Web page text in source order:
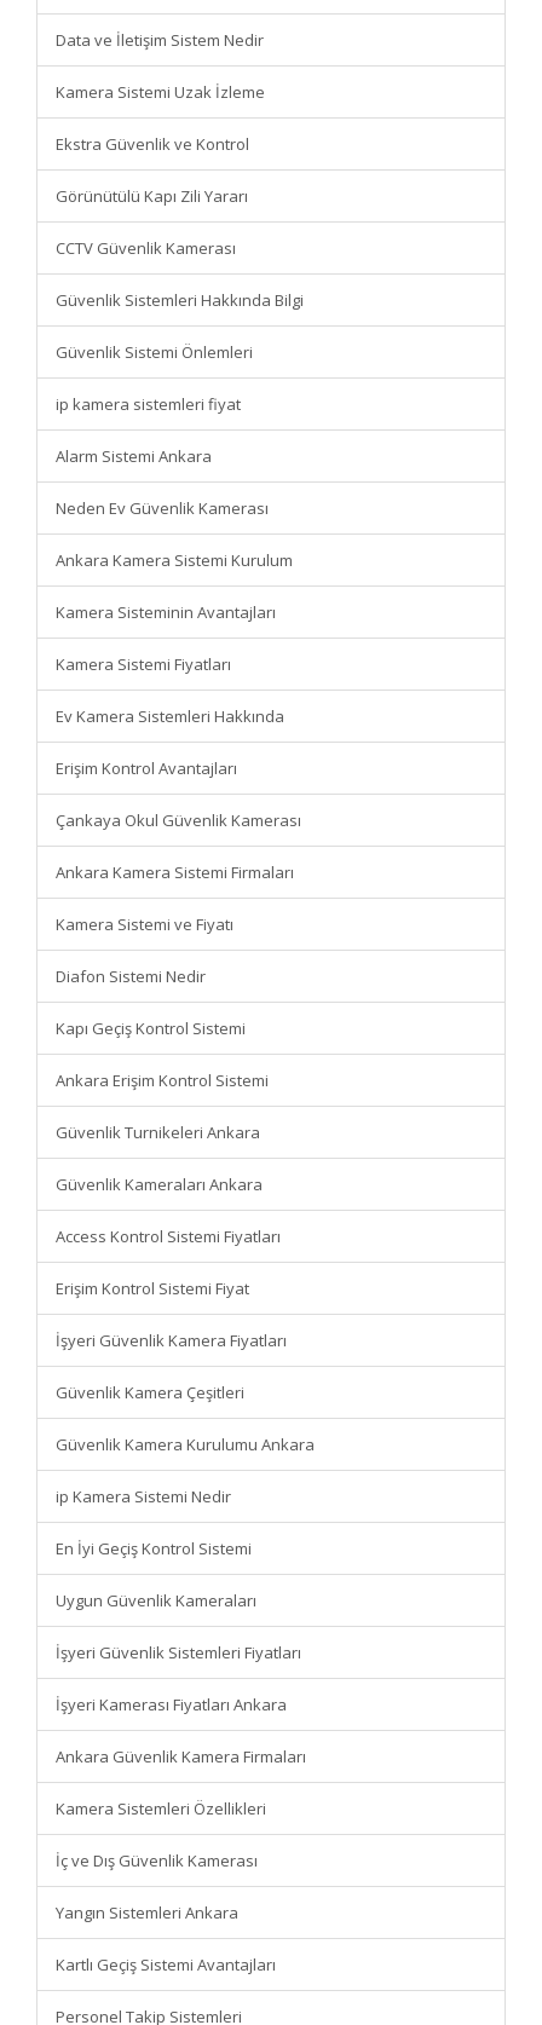
Data ve İletişim Sistem Nedir
Kamera Sistemi Uzak İzleme
Ekstra Güvenlik ve Kontrol
Görünütülü Kapı Zili Yararı
CCTV Güvenlik Kamerası
Güvenlik Sistemleri Hakkında Bilgi
Güvenlik Sistemi Önlemleri
ip kamera sistemleri fiyat
Alarm Sistemi Ankara
Neden Ev Güvenlik Kamerası
Ankara Kamera Sistemi Kurulum
Kamera Sisteminin Avantajları
Kamera Sistemi Fiyatları
Ev Kamera Sistemleri Hakkında
Erişim Kontrol Avantajları
Çankaya Okul Güvenlik Kamerası
Ankara Kamera Sistemi Firmaları
Kamera Sistemi ve Fiyatı
Diafon Sistemi Nedir
Kapı Geçiş Kontrol Sistemi
Ankara Erişim Kontrol Sistemi
Güvenlik Turnikeleri Ankara
Güvenlik Kameraları Ankara
Access Kontrol Sistemi Fiyatları
Erişim Kontrol Sistemi Fiyat
İşyeri Güvenlik Kamera Fiyatları
Güvenlik Kamera Çeşitleri
Güvenlik Kamera Kurulumu Ankara
ip Kamera Sistemi Nedir
En İyi Geçiş Kontrol Sistemi
Uygun Güvenlik Kameraları
İşyeri Güvenlik Sistemleri Fiyatları
İşyeri Kamerası Fiyatları Ankara
Ankara Güvenlik Kamera Firmaları
Kamera Sistemleri Özellikleri
İç ve Dış Güvenlik Kamerası
Yangın Sistemleri Ankara
Kartlı Geçiş Sistemi Avantajları
Personel Takip Sistemleri